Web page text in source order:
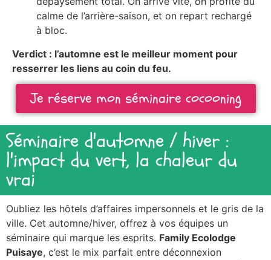
calme de l’arrière-saison, et on repart rechargé
à bloc.
Verdict : l’automne est le meilleur moment pour
resserrer les liens au coin du feu.
Je réserve mon séminaire cocooning
Séminaire d'automne / hiver :
l'impact du vert, la chaleur du
vrai
Oubliez les hôtels d’affaires impersonnels et le gris de la
ville. Cet automne/hiver, offrez à vos équipes un
séminaire qui marque les esprits. Family Ecolodge
Puisaye, c’est le mix parfait entre déconnexion